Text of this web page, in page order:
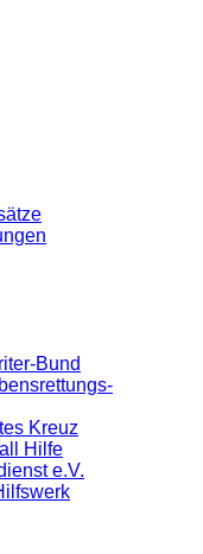
Bund
Kreuz
Hilfe
e.V.